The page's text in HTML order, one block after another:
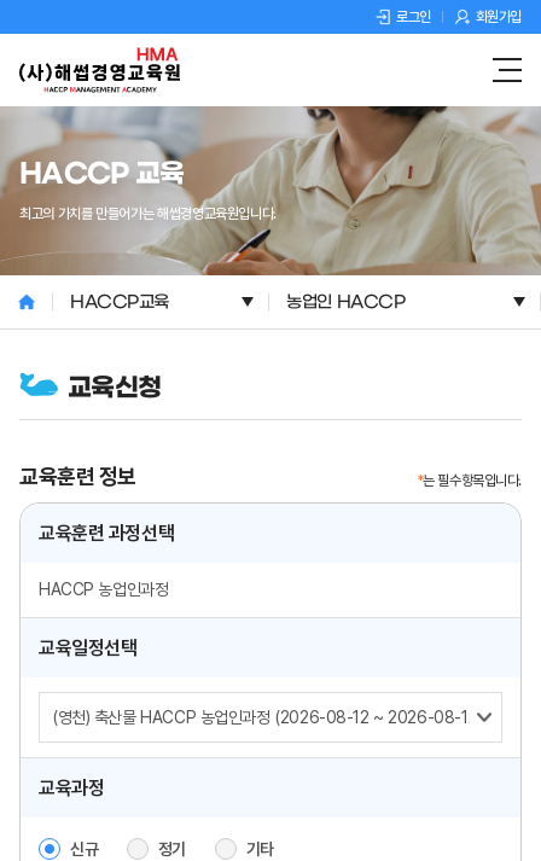
로그인 회원가입
HACCP 교육
최고의 가치를 만들어가는 해썹경영교육원입니다.
HACCP교육 농업인 HACCP
교육신청
교육훈련 정보 *는 필수항목입니다.
교육훈련 과정선택
HACCP 농업인과정
교육일정선택
교육과정
신규 정기 기타